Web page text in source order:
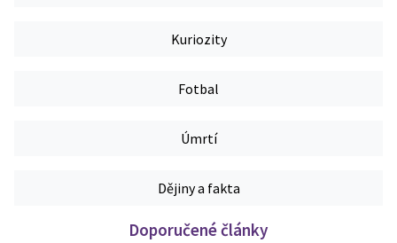
Kuriozity
Fotbal
Úmrtí
Dějiny a fakta
Doporučené články